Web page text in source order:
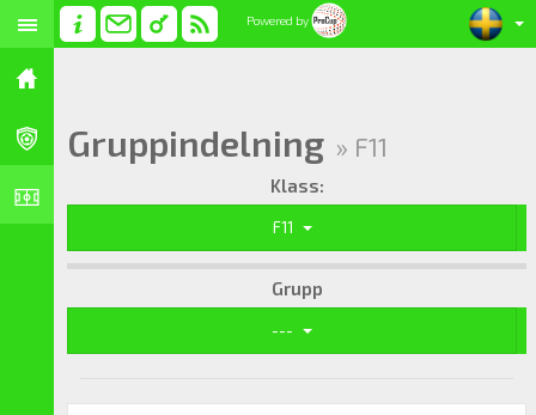
Powered by
Gruppindelning » F11
Klass:
F11
Grupp
---